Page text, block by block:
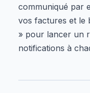
communiqué par
vos factures et le
» pour lancer un
notifications à